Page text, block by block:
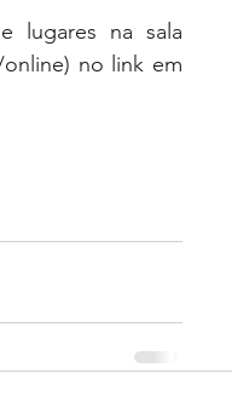
lugares na sala
no link em